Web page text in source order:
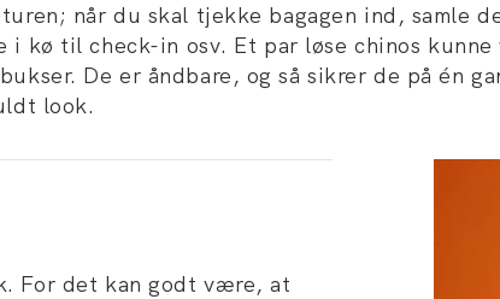
når du skal tjekke bagagen ind, samle
i kø til check-in osv. Et par løse chinos
De er åndbare, og så sikrer de på én
look.
For det kan godt være, at